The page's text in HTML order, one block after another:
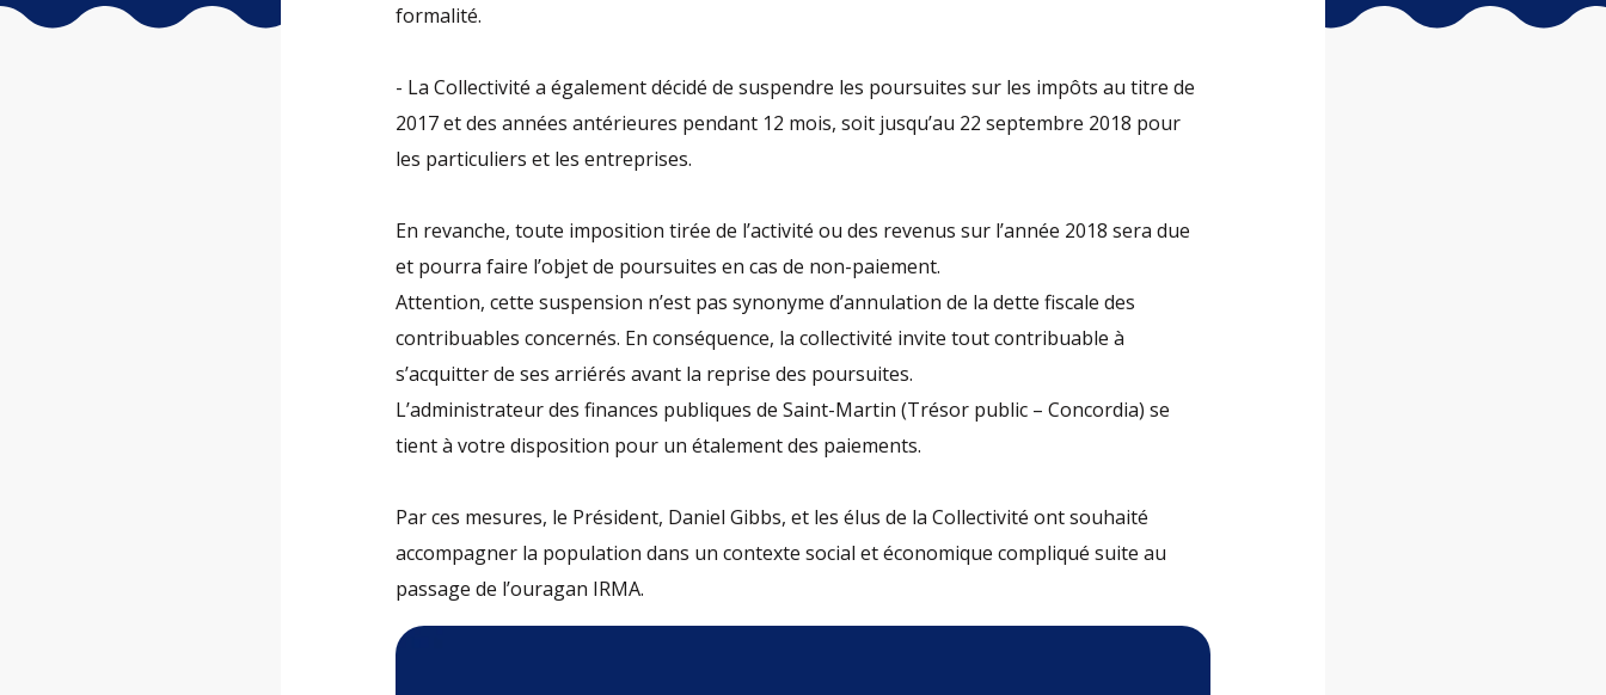
formalité.
- La Collectivité a également décidé de suspendre les poursuites sur les impôts au titre de
2017 et des années antérieures pendant 12 mois, soit jusqu’au 22 septembre 2018 pour
les particuliers et les entreprises.
En revanche, toute imposition tirée de l’activité ou des revenus sur l’année 2018 sera due
et pourra faire l’objet de poursuites en cas de non-paiement.
Attention, cette suspension n’est pas synonyme d’annulation de la dette fiscale des
contribuables concernés. En conséquence, la collectivité invite tout contribuable à
s’acquitter de ses arriérés avant la reprise des poursuites.
L’administrateur des finances publiques de Saint-Martin (Trésor public – Concordia) se
tient à votre disposition pour un étalement des paiements.
Par ces mesures, le Président, Daniel Gibbs, et les élus de la Collectivité ont souhaité
accompagner la population dans un contexte social et économique compliqué suite au
passage de l’ouragan IRMA.